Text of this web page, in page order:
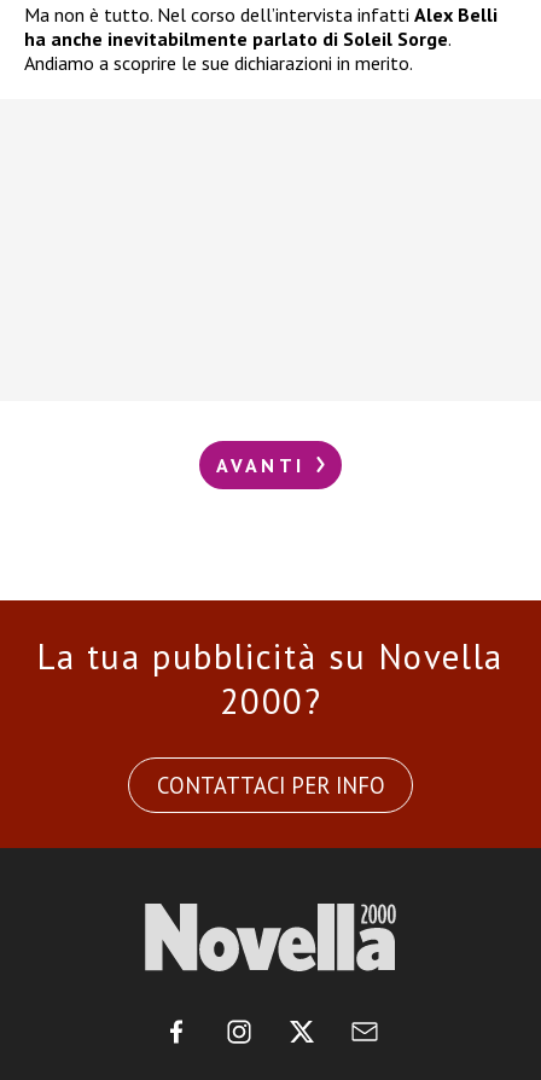
Ma non è tutto. Nel corso dell’intervista infatti Alex Belli
ha anche inevitabilmente parlato di Soleil Sorge.
Andiamo a scoprire le sue dichiarazioni in merito.
AVANTI
La tua pubblicità su Novella
2000?
CONTATTACI PER INFO